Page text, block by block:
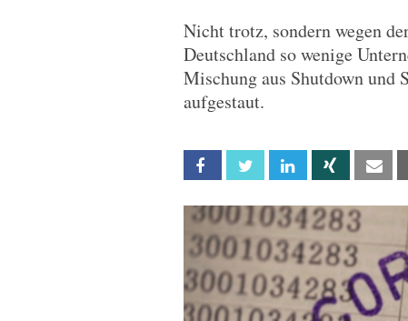
Nicht trotz, sondern wegen
Deutschland so wenige
Mischung aus Shutdown und
aufgestaut.
Facebook Twitter Linkedin Xing